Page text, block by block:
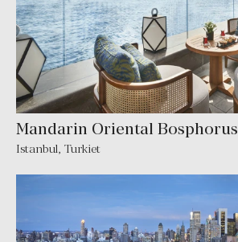
Mandarin Oriental Bosphorus
Istanbul, Turkiet